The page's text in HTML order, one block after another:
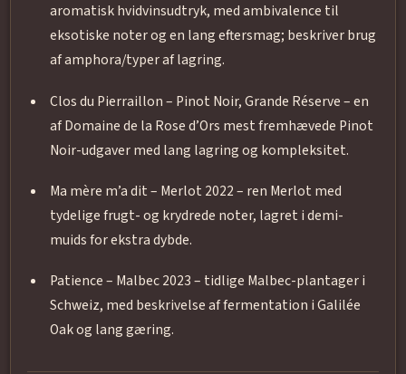
aromatisk hvidvinsudtryk, med ambivalence til
eksotiske noter og en lang eftersmag; beskriver brug
af amphora/typer af lagring.
Clos du Pierraillon – Pinot Noir, Grande Réserve – en
af Domaine de la Rose d’Ors mest fremhævede Pinot
Noir-udgaver med lang lagring og kompleksitet.
Ma mère m’a dit – Merlot 2022 – ren Merlot med
tydelige frugt- og krydrede noter, lagret i demi-
muids for ekstra dybde.
Patience – Malbec 2023 – tidlige Malbec-plantager i
Schweiz, med beskrivelse af fermentation i Galilée
Oak og lang gæring.